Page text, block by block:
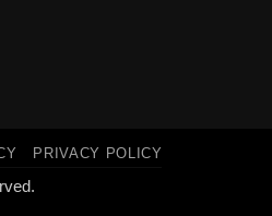
PRIVACY POLICY